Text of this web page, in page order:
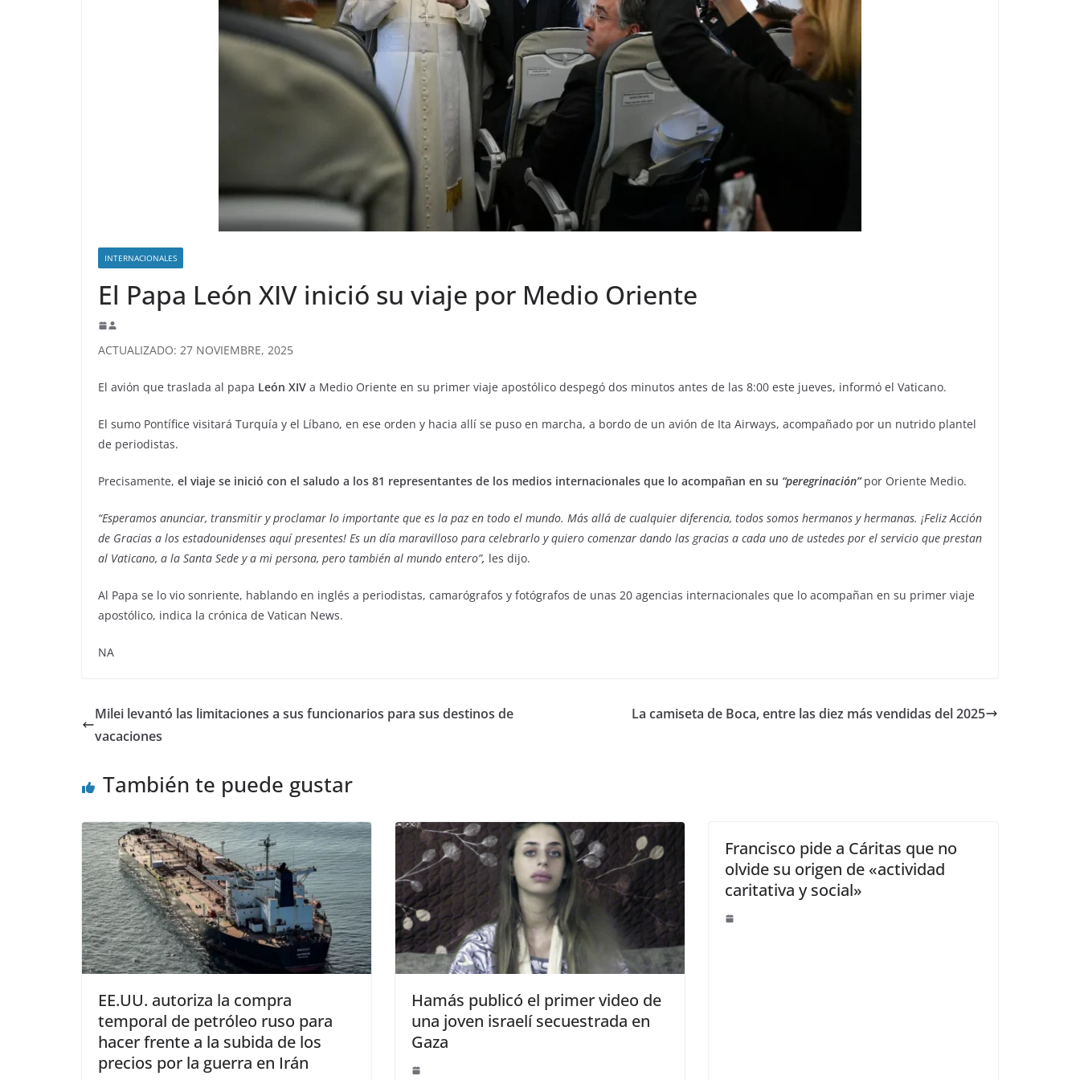
INTERNACIONALES
El Papa León XIV inició su viaje por Medio Oriente
ACTUALIZADO: 27 NOVIEMBRE, 2025
El avión que traslada al papa León XIV a Medio Oriente en su primer viaje apostólico despegó dos minutos antes de las 8:00 este jueves, informó el Vaticano.
El sumo Pontífice visitará Turquía y el Líbano, en ese orden y hacia allí se puso en marcha, a bordo de un avión de Ita Airways, acompañado por un nutrido plantel
de periodistas.
Precisamente, el viaje se inició con el saludo a los 81 representantes de los medios internacionales que lo acompañan en su “peregrinación” por Oriente Medio.
“Esperamos anunciar, transmitir y proclamar lo importante que es la paz en todo el mundo. Más allá de cualquier diferencia, todos somos hermanos y hermanas. ¡Feliz Acción
de Gracias a los estadounidenses aquí presentes! Es un día maravilloso para celebrarlo y quiero comenzar dando las gracias a cada uno de ustedes por el servicio que prestan
al Vaticano, a la Santa Sede y a mi persona, pero también al mundo entero”, les dijo.
Al Papa se lo vio sonriente, hablando en inglés a periodistas, camarógrafos y fotógrafos de unas 20 agencias internacionales que lo acompañan en su primer viaje
apostólico, indica la crónica de Vatican News.
NA
Milei levantó las limitaciones a sus funcionarios para sus destinos de
vacaciones
La camiseta de Boca, entre las diez más vendidas del 2025
También te puede gustar
EE.UU. autoriza la compra
temporal de petróleo ruso para
hacer frente a la subida de los
precios por la guerra en Irán
Hamás publicó el primer video de
una joven israelí secuestrada en
Gaza
Francisco pide a Cáritas que no
olvide su origen de «actividad
caritativa y social»